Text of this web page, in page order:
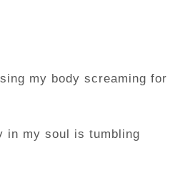
my body screaming for
in my soul is tumbling